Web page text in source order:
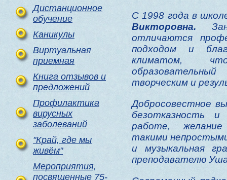
Дистанционное
обучение
Каникулы
Виртуальная
приемная
Книга отзывов и
предложений
Профилактика
вирусных
заболеваний
"Край, где мы
живём"
Мероприятия,
посвященные 75-
С 1998 года в
Викторовна.
отличаются
подходом и
климатом,
творческим и
Добросовестное
безотказность
работе,
такими
и музыкальная
преподавателю